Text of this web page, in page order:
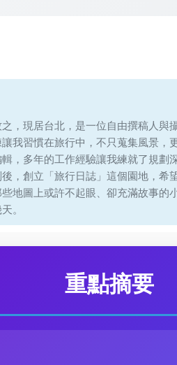
，現居台北，是一位自由撰稿人與
我習慣在旅行中，不只蒐集風景，
，多年的工作經驗讓我練就了規劃
，創立「旅行日誌」這個園地，希
地圖上或許不起眼、卻充滿故事的
。
重點摘要